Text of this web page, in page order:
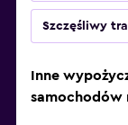
Szczęśliwy
Inne
samochodów